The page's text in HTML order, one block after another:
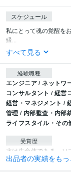
スケジュール
私にとって魂の覚醒を
縁...
すべて見る
経験職種
エンジニア / ネットワ
コンサルタント / 経営
経営・マネジメント /
管理 / 内部監査・内部
ライフスタイル・その
受賞歴
水は生命体である。ソ
であり、人間は壮大な
出品者の実績をも